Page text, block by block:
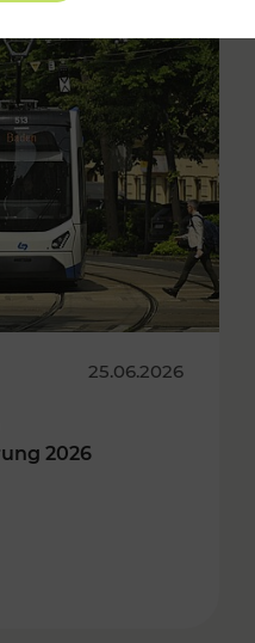
25.06.2026
2026